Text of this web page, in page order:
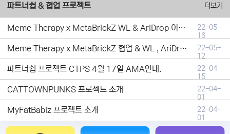
파트너쉽 & 협업 프로젝트 더보기
Meme Therapy x MetaBrickZ WL & AriDrop 이벤트 결과안내!
22-05-
16
Meme Therapy x MetaBrickZ 협업 & WL , AriDrop 이벤트 안내
22-05-
12
파트너쉽 프로젝트 CTPS 4월 17일 AMA안내.
22-04-
15
CATTOWNPUNKS 프로젝트 소개
22-04-
01
MyFatBabiz 프로젝트 소개
22-04-
01